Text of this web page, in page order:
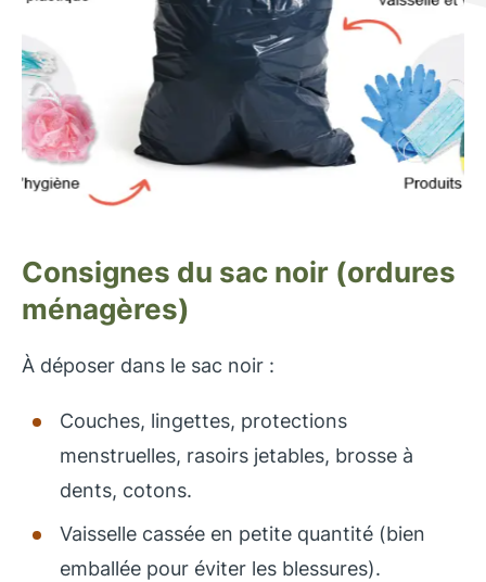
Consignes du sac noir (ordures
ménagères)
À déposer dans le sac noir :
Couches, lingettes, protections
menstruelles, rasoirs jetables, brosse à
dents, cotons.
Vaisselle cassée en petite quantité (bien
emballée pour éviter les blessures).